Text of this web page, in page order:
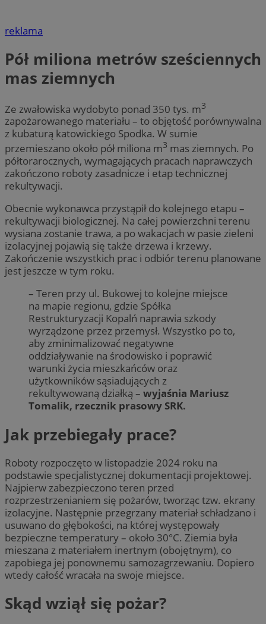
reklama
Pół miliona metrów sześciennych
mas ziemnych
Ze zwałowiska wydobyto ponad 350 tys. m3
zapożarowanego materiału – to objętość porównywalna
z kubaturą katowickiego Spodka. W sumie
przemieszano około pół miliona m3 mas ziemnych. Po
półtorarocznych, wymagających pracach naprawczych
zakończono roboty zasadnicze i etap technicznej
rekultywacji.
Obecnie wykonawca przystąpił do kolejnego etapu –
rekultywacji biologicznej. Na całej powierzchni terenu
wysiana zostanie trawa, a po wakacjach w pasie zieleni
izolacyjnej pojawią się także drzewa i krzewy.
Zakończenie wszystkich prac i odbiór terenu planowane
jest jeszcze w tym roku.
– Teren przy ul. Bukowej to kolejne miejsce
na mapie regionu, gdzie Spółka
Restrukturyzacji Kopalń naprawia szkody
wyrządzone przez przemysł. Wszystko po to,
aby zminimalizować negatywne
oddziaływanie na środowisko i poprawić
warunki życia mieszkańców oraz
użytkowników sąsiadujących z
rekultywowaną działką – wyjaśnia Mariusz
Tomalik, rzecznik prasowy SRK.
Jak przebiegały prace?
Roboty rozpoczęto w listopadzie 2024 roku na
podstawie specjalistycznej dokumentacji projektowej.
Najpierw zabezpieczono teren przed
rozprzestrzenianiem się pożarów, tworząc tzw. ekrany
izolacyjne. Następnie przegrzany materiał schładzano i
usuwano do głębokości, na której występowały
bezpieczne temperatury – około 30°C. Ziemia była
mieszana z materiałem inertnym (obojętnym), co
zapobiega jej ponownemu samozagrzewaniu. Dopiero
wtedy całość wracała na swoje miejsce.
Skąd wziął się pożar?